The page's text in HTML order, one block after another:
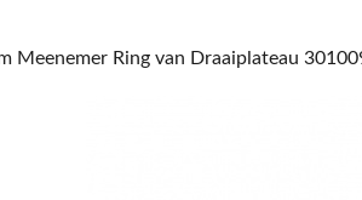
Meenemer Ring van Draaiplateau